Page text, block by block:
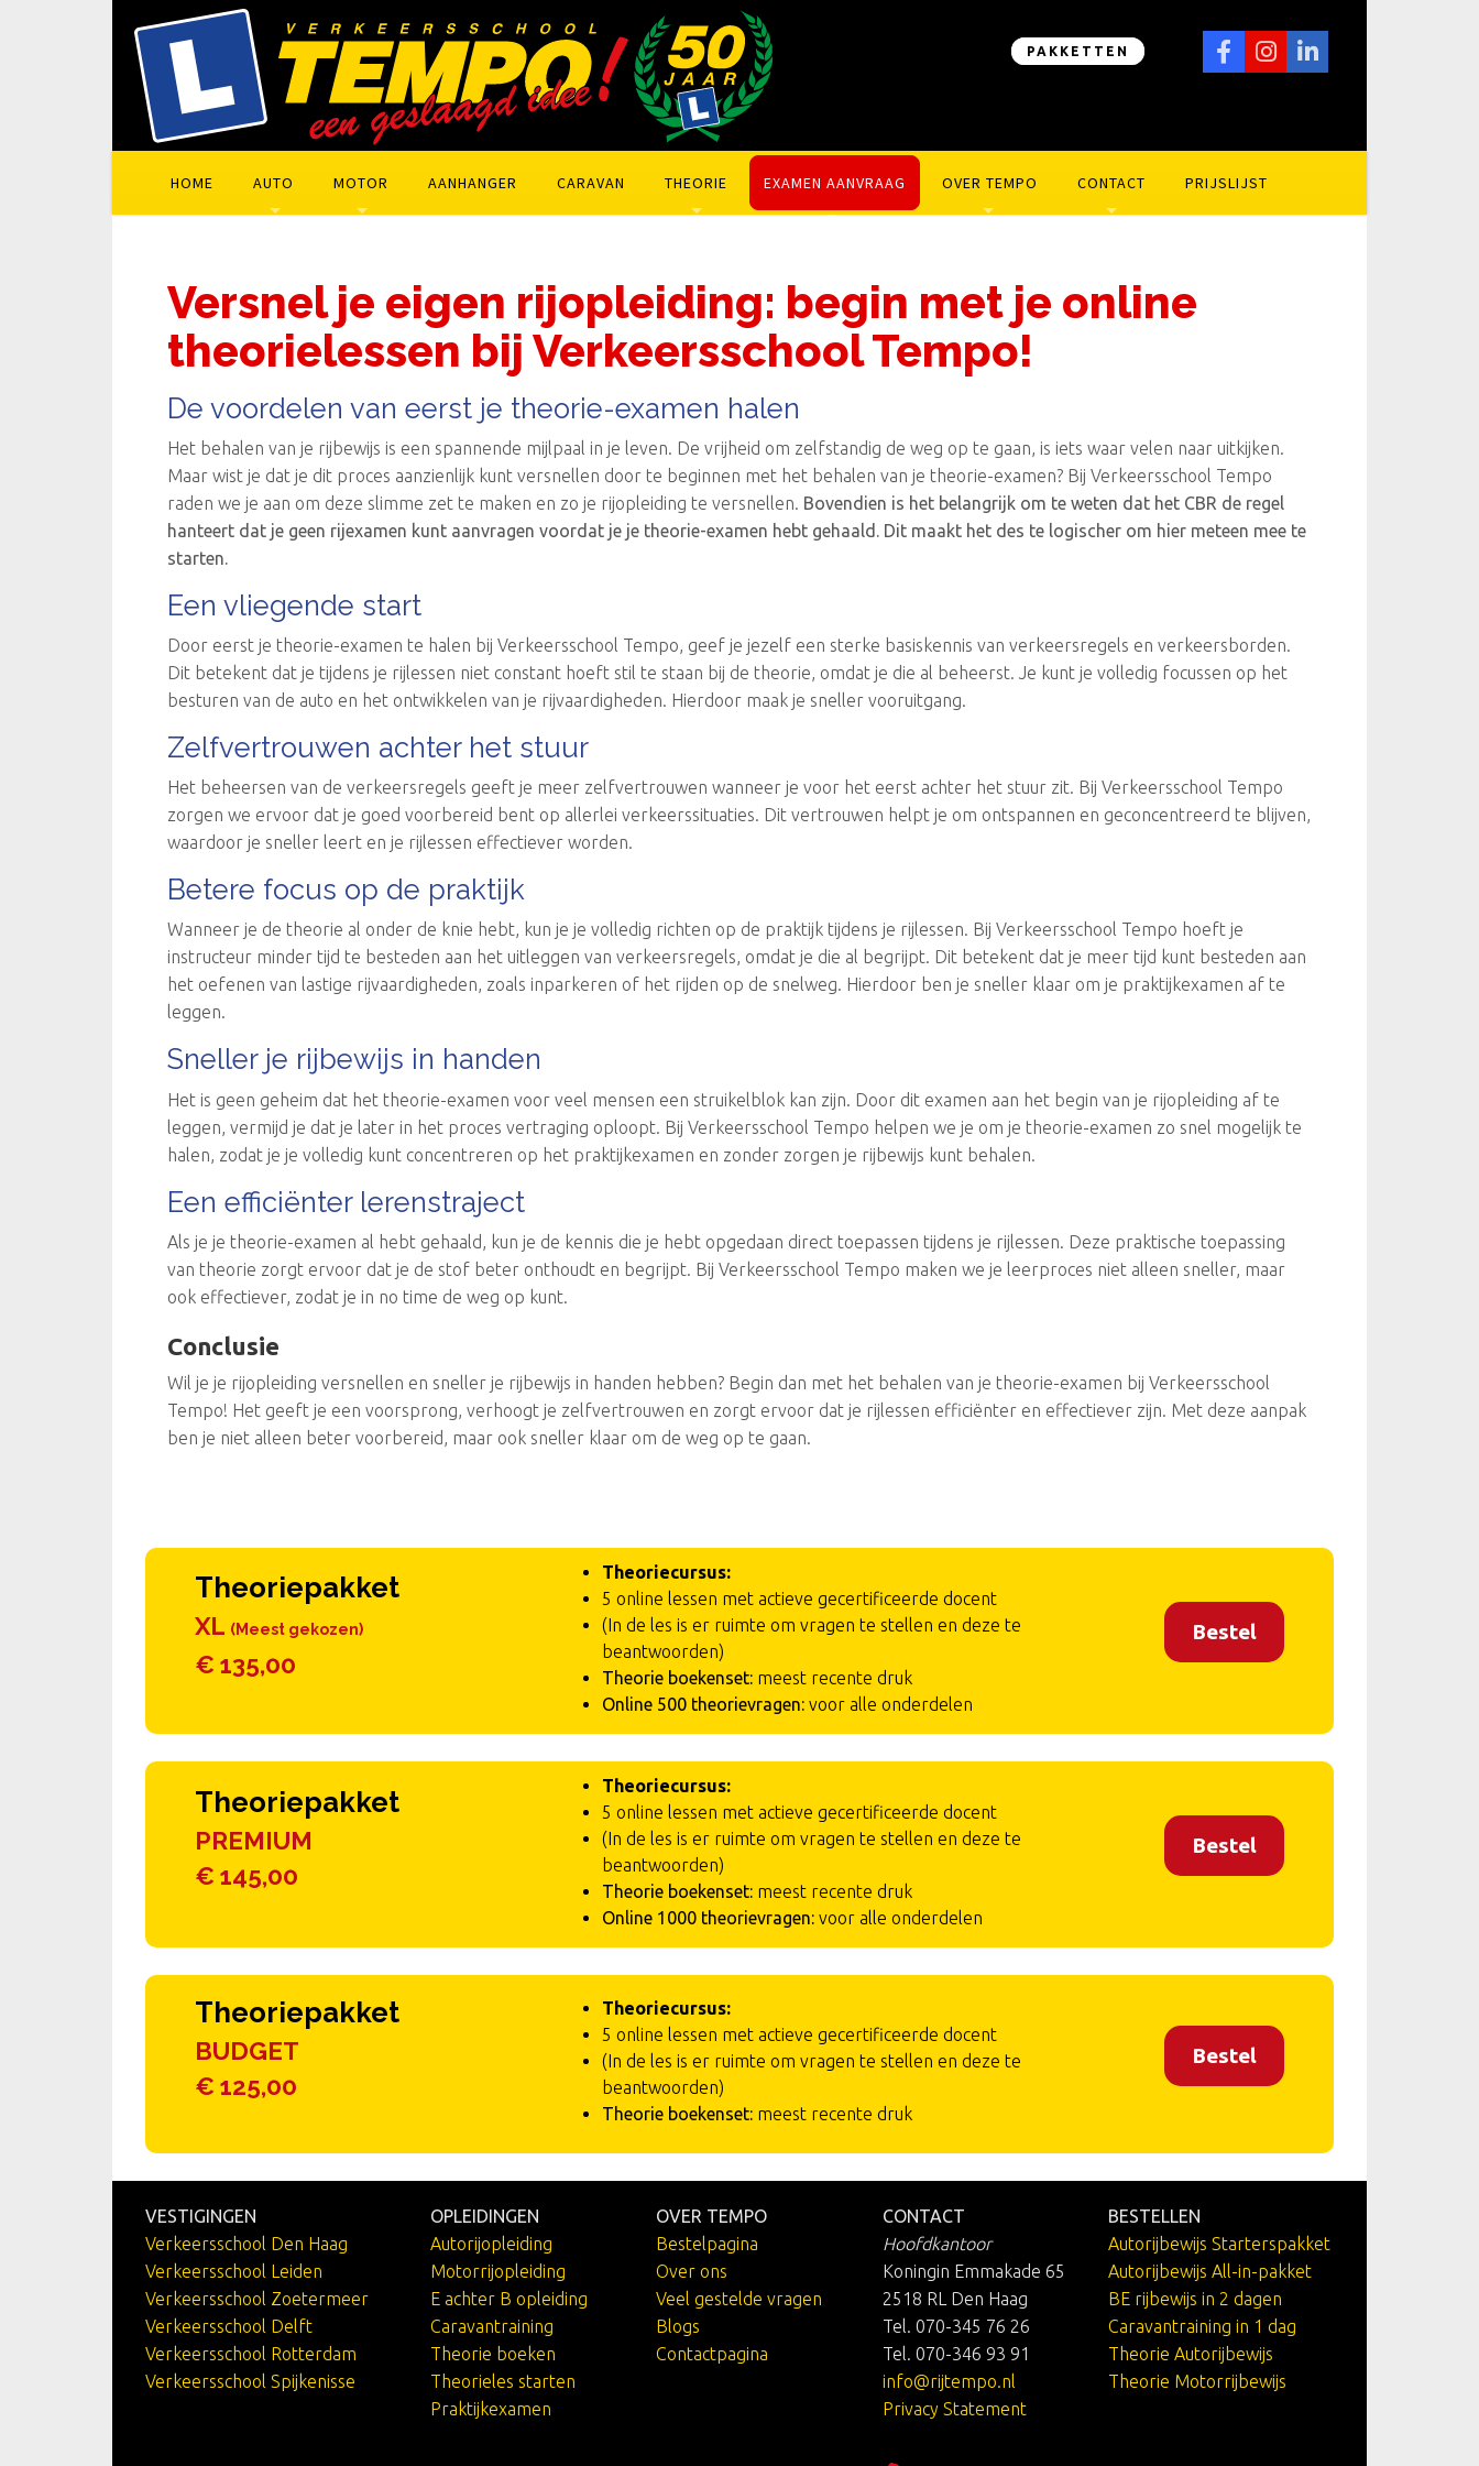
PAKKETTEN
HOME AUTO MOTOR AANHANGER CARAVAN THEORIE EXAMEN AANVRAAG OVER TEMPO CONTACT PRIJSLIJST
Versnel je eigen rijopleiding: begin met je online
theorielessen bij Verkeersschool Tempo!
De voordelen van eerst je theorie-examen halen
Het behalen van je rijbewijs is een spannende mijlpaal in je leven. De vrijheid om zelfstandig de weg op te gaan, is iets waar velen naar uitkijken.
Maar wist je dat je dit proces aanzienlijk kunt versnellen door te beginnen met het behalen van je theorie-examen? Bij Verkeersschool Tempo
raden we je aan om deze slimme zet te maken en zo je rijopleiding te versnellen. Bovendien is het belangrijk om te weten dat het CBR de regel
hanteert dat je geen rijexamen kunt aanvragen voordat je je theorie-examen hebt gehaald. Dit maakt het des te logischer om hier meteen mee te
starten.
Een vliegende start
Door eerst je theorie-examen te halen bij Verkeersschool Tempo, geef je jezelf een sterke basiskennis van verkeersregels en verkeersborden.
Dit betekent dat je tijdens je rijlessen niet constant hoeft stil te staan bij de theorie, omdat je die al beheerst. Je kunt je volledig focussen op het
besturen van de auto en het ontwikkelen van je rijvaardigheden. Hierdoor maak je sneller vooruitgang.
Zelfvertrouwen achter het stuur
Het beheersen van de verkeersregels geeft je meer zelfvertrouwen wanneer je voor het eerst achter het stuur zit. Bij Verkeersschool Tempo
zorgen we ervoor dat je goed voorbereid bent op allerlei verkeerssituaties. Dit vertrouwen helpt je om ontspannen en geconcentreerd te blijven,
waardoor je sneller leert en je rijlessen effectiever worden.
Betere focus op de praktijk
Wanneer je de theorie al onder de knie hebt, kun je je volledig richten op de praktijk tijdens je rijlessen. Bij Verkeersschool Tempo hoeft je
instructeur minder tijd te besteden aan het uitleggen van verkeersregels, omdat je die al begrijpt. Dit betekent dat je meer tijd kunt besteden aan
het oefenen van lastige rijvaardigheden, zoals inparkeren of het rijden op de snelweg. Hierdoor ben je sneller klaar om je praktijkexamen af te
leggen.
Sneller je rijbewijs in handen
Het is geen geheim dat het theorie-examen voor veel mensen een struikelblok kan zijn. Door dit examen aan het begin van je rijopleiding af te
leggen, vermijd je dat je later in het proces vertraging oploopt. Bij Verkeersschool Tempo helpen we je om je theorie-examen zo snel mogelijk te
halen, zodat je je volledig kunt concentreren op het praktijkexamen en zonder zorgen je rijbewijs kunt behalen.
Een efficiënter lerenstraject
Als je je theorie-examen al hebt gehaald, kun je de kennis die je hebt opgedaan direct toepassen tijdens je rijlessen. Deze praktische toepassing
van theorie zorgt ervoor dat je de stof beter onthoudt en begrijpt. Bij Verkeersschool Tempo maken we je leerproces niet alleen sneller, maar
ook effectiever, zodat je in no time de weg op kunt.
Conclusie
Wil je je rijopleiding versnellen en sneller je rijbewijs in handen hebben? Begin dan met het behalen van je theorie-examen bij Verkeersschool
Tempo! Het geeft je een voorsprong, verhoogt je zelfvertrouwen en zorgt ervoor dat je rijlessen efficiënter en effectiever zijn. Met deze aanpak
ben je niet alleen beter voorbereid, maar ook sneller klaar om de weg op te gaan.
Theoriepakket
XL (Meest gekozen)
€ 135,00
Theoriecursus:
5 online lessen met actieve gecertificeerde docent
(In de les is er ruimte om vragen te stellen en deze te
beantwoorden)
Theorie boekenset: meest recente druk
Online 500 theorievragen: voor alle onderdelen
Bestel
Theoriepakket
PREMIUM
€ 145,00
Theoriecursus:
5 online lessen met actieve gecertificeerde docent
(In de les is er ruimte om vragen te stellen en deze te
beantwoorden)
Theorie boekenset: meest recente druk
Online 1000 theorievragen: voor alle onderdelen
Bestel
Theoriepakket
BUDGET
€ 125,00
Theoriecursus:
5 online lessen met actieve gecertificeerde docent
(In de les is er ruimte om vragen te stellen en deze te
beantwoorden)
Theorie boekenset: meest recente druk
Bestel
VESTIGINGEN
Verkeersschool Den Haag
Verkeersschool Leiden
Verkeersschool Zoetermeer
Verkeersschool Delft
Verkeersschool Rotterdam
Verkeersschool Spijkenisse
OPLEIDINGEN
Autorijopleiding
Motorrijopleiding
E achter B opleiding
Caravantraining
Theorie boeken
Theorieles starten
Praktijkexamen
OVER TEMPO
Bestelpagina
Over ons
Veel gestelde vragen
Blogs
Contactpagina
CONTACT
Hoofdkantoor
Koningin Emmakade 65
2518 RL Den Haag
Tel. 070-345 76 26
Tel. 070-346 93 91
info@rijtempo.nl
Privacy Statement
BESTELLEN
Autorijbewijs Starterspakket
Autorijbewijs All-in-pakket
BE rijbewijs in 2 dagen
Caravantraining in 1 dag
Theorie Autorijbewijs
Theorie Motorrijbewijs